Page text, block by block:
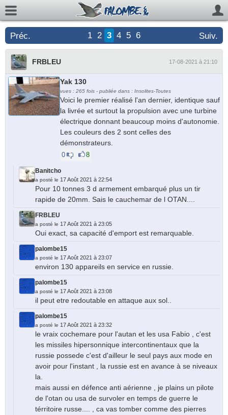
Suiv.
Préc. 1 2 3 4 5 6
FRBLEU 17-08-2021 à 21:10
Yak 130
vues : 265 fois - publiée dans : Insolites-Toutes
Voici le premier réalisé l'an dernier, identique sauf
la livrée et surtout la propulsion avec une turbine
électrique donnant beaucoup moins d'autonomie.
Les couleurs des 2 sont celles des
démonstrateurs.
0 8
Banitcho
a posté le 17 Août 2021 à 22:54
Pour 10 tonnes 3 d armement embarqué plus un tir
rapide de 20mm. Sais le cauchemar de l OTAN....
FRBLEU
a posté le 17 Août 2021 à 23:05
Oui exact, sa capacité d'emport est remarquable.
palombe15
a posté le 17 Août 2021 à 23:07
environ 130 appareils en service en russie.
palombe15
a posté le 17 Août 2021 à 23:08
il peut etre redoutable en attaque aux sol..
palombe15
a posté le 17 Août 2021 à 23:32
le vraix cochemare pour l'autan et les usa Fabio , c'est
les missiles hipersonnique intercontinentaux que la
russie possede c'est d'ailleur le seul pays aux mode en
avoir pour l'instant , la russie est en avance à se niveaux
la.
mais aussi en défence anti aérienne , je plains un pilote
de l'otan ou usa de survoler en temps de guerre le
térritoire russe.... , ca vas tomber comme des pierres